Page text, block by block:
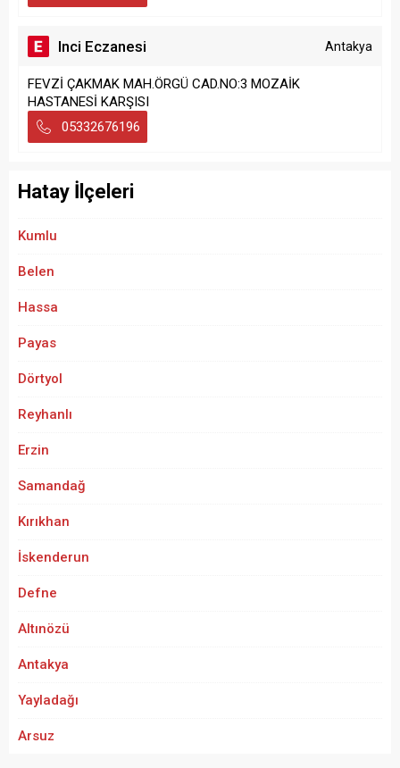
Inci Eczanesi Antakya
FEVZİ ÇAKMAK MAH.ÖRGÜ CAD.NO:3 MOZAİK
HASTANESİ KARŞISI
05332676196
Hatay İlçeleri
Kumlu
Belen
Hassa
Payas
Dörtyol
Reyhanlı
Erzin
Samandağ
Kırıkhan
İskenderun
Defne
Altınözü
Antakya
Yayladağı
Arsuz